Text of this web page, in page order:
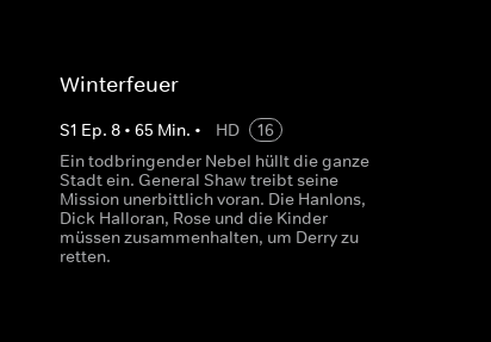
Winterfeuer
S1 Ep. 8• 65 Min. • HD
16
Ein todbringender Nebel hüllt die ganze
Stadt ein. General Shaw treibt seine
Mission unerbittlich voran. Die Hanlons,
Dick Halloran, Rose und die Kinder
müssen zusammenhalten, um Derry zu
retten.